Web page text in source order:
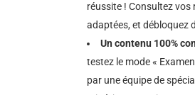
réussite ! Consultez vos
adaptées, et débloquez
Un contenu 100%
testez le mode «
par une équipe de